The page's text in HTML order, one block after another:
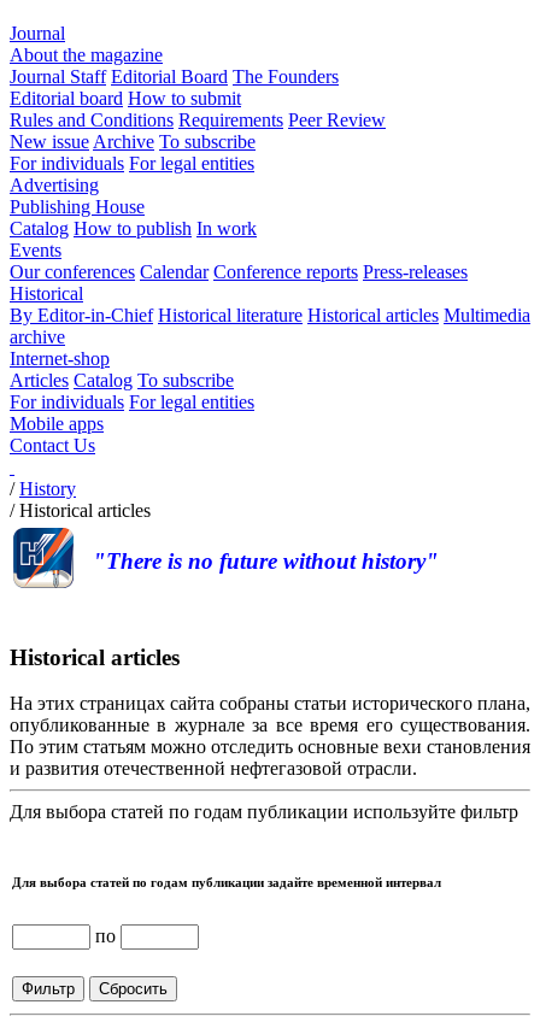
Journal
About the magazine
Journal Staff Editorial Board The Founders
Editorial board How to submit
Rules and Conditions Requirements Peer Review
New issue Archive To subscribe
For individuals For legal entities
Advertising
Publishing House
Catalog How to publish In work
Events
Our conferences Calendar Conference reports Press-releases
Historical
By Editor-in-Chief Historical literature Historical articles Multimedia
archive
Internet-shop
Articles Catalog To subscribe
For individuals For legal entities
Mobile apps
Contact Us
/History
/Historical articles
"There is no future without history"
Historical articles
На этих страницах сайта собраны статьи исторического плана,
опубликованные в журнале за все время его существования.
По этим статьям можно отследить основные вехи становления
и развития отечественной нефтегазовой отрасли.
Для выбора статей по годам публикации используйте фильтр
Для выбора статей по годам публикации задайте временной интервал
по